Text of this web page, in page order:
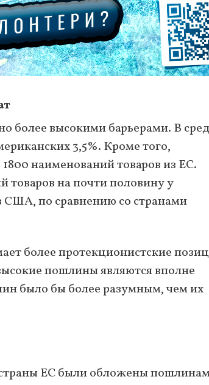
более высокими барьерами. В
3,5%. Кроме того,
наименований товаров из ЕС.
на почти половину у
США, по сравнению со странами
более протекционистские
пошлины являются вполне
было бы более разумным, чем их
страны ЕС были обложены